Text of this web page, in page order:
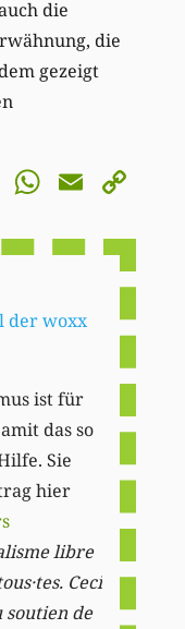
die
die
gezeigt
BlueskyEmail
der woxx
ist für
das so
Sie
hier
libre
Ceci
soutien de